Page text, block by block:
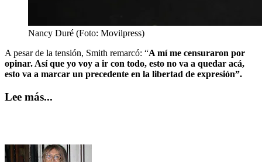
Nancy Duré (Foto: Movilpress)
A pesar de la tensión, Smith remarcó: “A mí me censuraron por
opinar. Así que yo voy a ir con todo, esto no va a quedar acá,
esto va a marcar un precedente en la libertad de expresión”.
Lee más...